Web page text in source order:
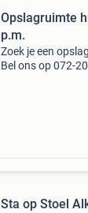
Opslagruimte
p.m.
Zoek je een
Bel ons op 072-
Sta op Stoel